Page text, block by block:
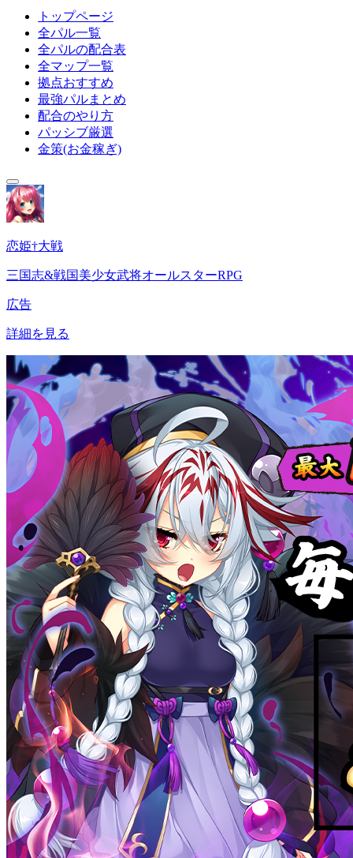
トップページ
全パル一覧
全パルの配合表
全マップ一覧
拠点おすすめ
最強パルまとめ
配合のやり方
パッシブ厳選
金策(お金稼ぎ)
恋姫†大戦
三国志&戦国美少女武将オールスターRPG
広告
詳細を見る